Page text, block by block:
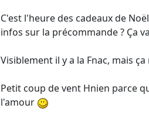
C'est l'heure des cadeaux de
infos sur la précommande ? Ça
Visiblement il y a la Fnac, mais
Petit coup de vent Hnien parce
l'amour